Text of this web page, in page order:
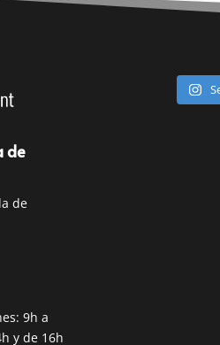
de
de
9h a
y de 16h